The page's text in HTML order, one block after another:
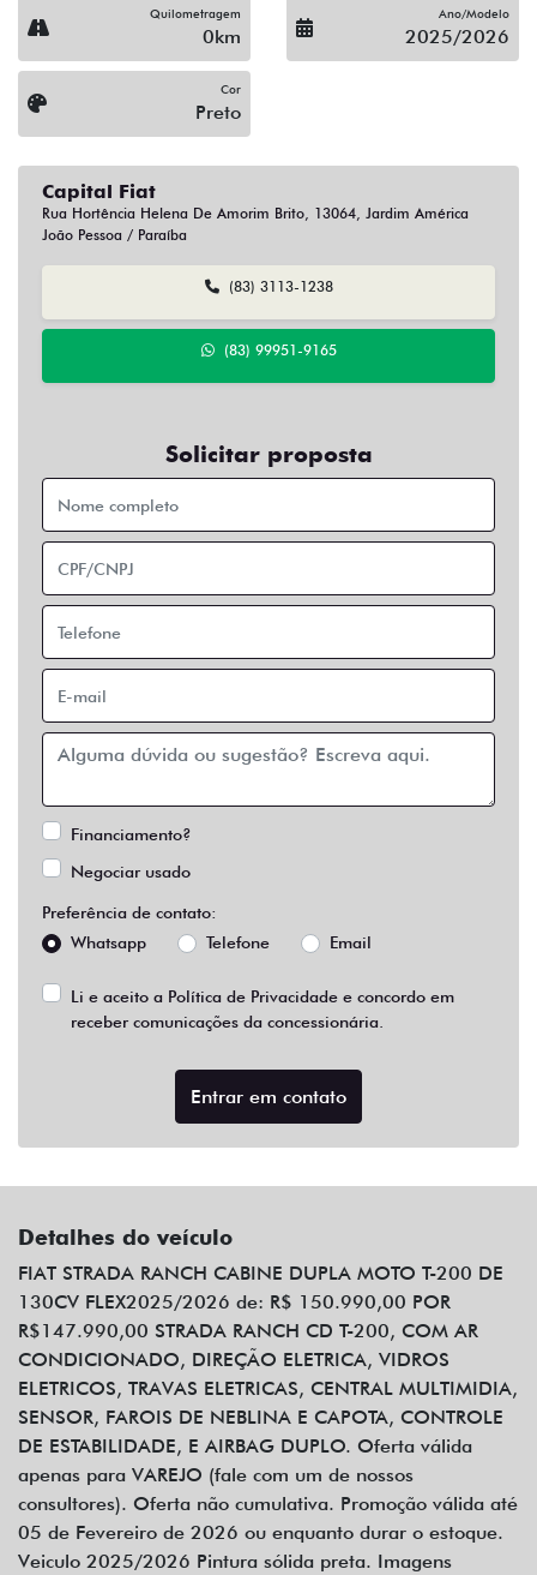
Quilometragem
0km
Ano/Modelo
2025/2026
Cor
Preto
Capital Fiat
Rua Hortência Helena De Amorim Brito, 13064, Jardim América
João Pessoa / Paraíba
(83) 3113-1238
(83) 99951-9165
Solicitar proposta
Financiamento?
Negociar usado
Preferência de contato:
Whatsapp
Telefone Email
Li e aceito a Política de Privacidade e concordo em
receber comunicações da concessionária.
Entrar em contato
Detalhes do veículo
FIAT STRADA RANCH CABINE DUPLA MOTO T-200 DE
130CV FLEX2025/2026 de: R$ 150.990,00 POR
R$147.990,00 STRADA RANCH CD T-200, COM AR
CONDICIONADO, DIREÇÃO ELETRICA, VIDROS
ELETRICOS, TRAVAS ELETRICAS, CENTRAL MULTIMIDIA,
SENSOR, FAROIS DE NEBLINA E CAPOTA, CONTROLE
DE ESTABILIDADE, E AIRBAG DUPLO. Oferta válida
apenas para VAREJO (fale com um de nossos
consultores). Oferta não cumulativa. Promoção válida até
05 de Fevereiro de 2026 ou enquanto durar o estoque.
Veiculo 2025/2026 Pintura sólida preta. Imagens